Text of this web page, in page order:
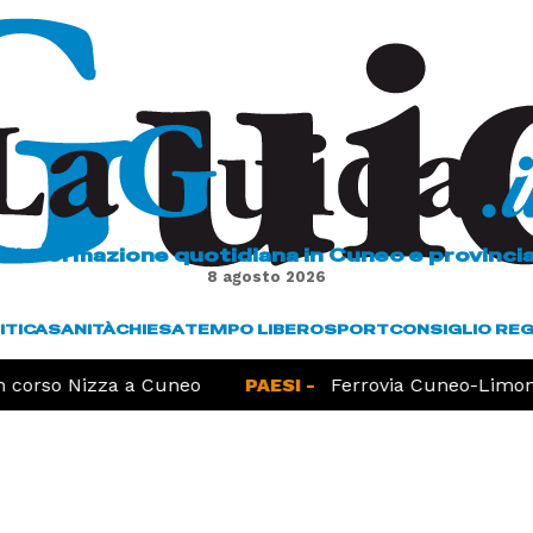
L'informazione quotidiana in Cuneo e
8 agosto 2026
SANITÀCHIESATEMPO LIBEROSPORTCONSIGLIO
Nizza a Cuneo PAESI - Ferrovia Cuneo-